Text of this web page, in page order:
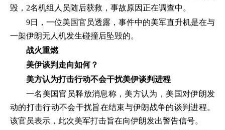
毁，2名机组人员随后获救，事故原因正在调查中。
9日，一位美国官员透露，事件中的美军直升机是在与
一架伊朗无人机发生碰撞后坠毁的。
战火重燃
美伊谈判走向如何？
美方认为打击行动不会干扰美伊谈判进程
一名美国官员释放消息称，美方认为，美国对伊朗发
动的打击行动不会干扰旨在结束与伊朗战争的谈判进程。
该官员表示，此次美军打击旨在向伊朗发出警告信号。